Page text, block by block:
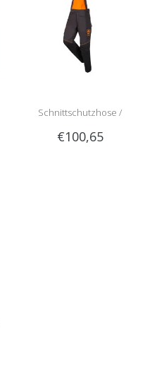
Schnittschutzhose /
Schnittschutzlatzhose Sip
€100,65